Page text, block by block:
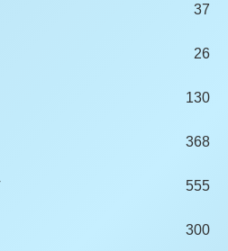
37
26
130
368
555
300